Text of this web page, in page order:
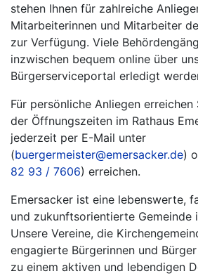
stehen Ihnen für zahlreiche
Mitarbeiterinnen und Mitarbeiter
zur Verfügung. Viele
inzwischen bequem online über
Bürgerserviceportal erledigt
Für persönliche Anliegen erreichen
der Öffnungszeiten im Rathaus
jederzeit per E-Mail unter
(buergermeister@emersacker.de)
82 93 / 7606) erreichen.
Emersacker ist eine lebenswerte,
und zukunftsorientierte Gemeinde
Unsere Vereine, die
engagierte Bürgerinnen und
zu einem aktiven und lebendigen